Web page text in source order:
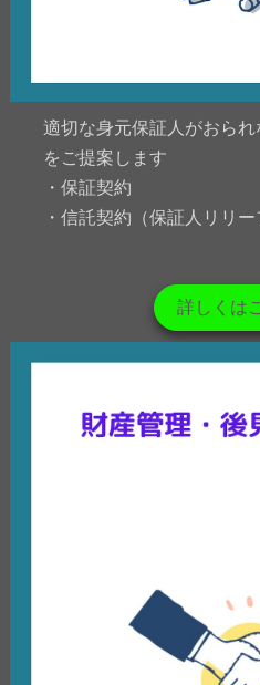
適切な身元保証人がおら
をご提案します
・保証契約
・信託契約（保証人リリー
詳しくは